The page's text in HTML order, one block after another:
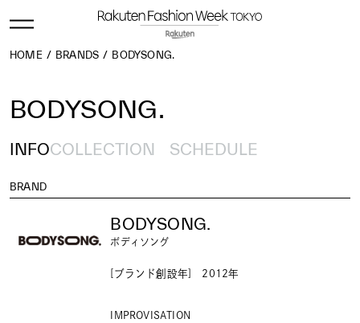
HOME BRANDS BODYSONG.
BODYSONG.
INFOCOLLECTION SCHEDULE
BRAND
BODYSONG.
ボディソング
[ブランド創設年] 2012年
IMPROVISATION